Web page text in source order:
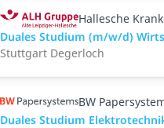
Hallesche
Duales Studium (m/w/d)
Stuttgart Degerloch
BW
Duales Studium